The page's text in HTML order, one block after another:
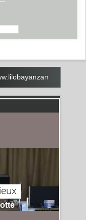
- - - -"Allez,